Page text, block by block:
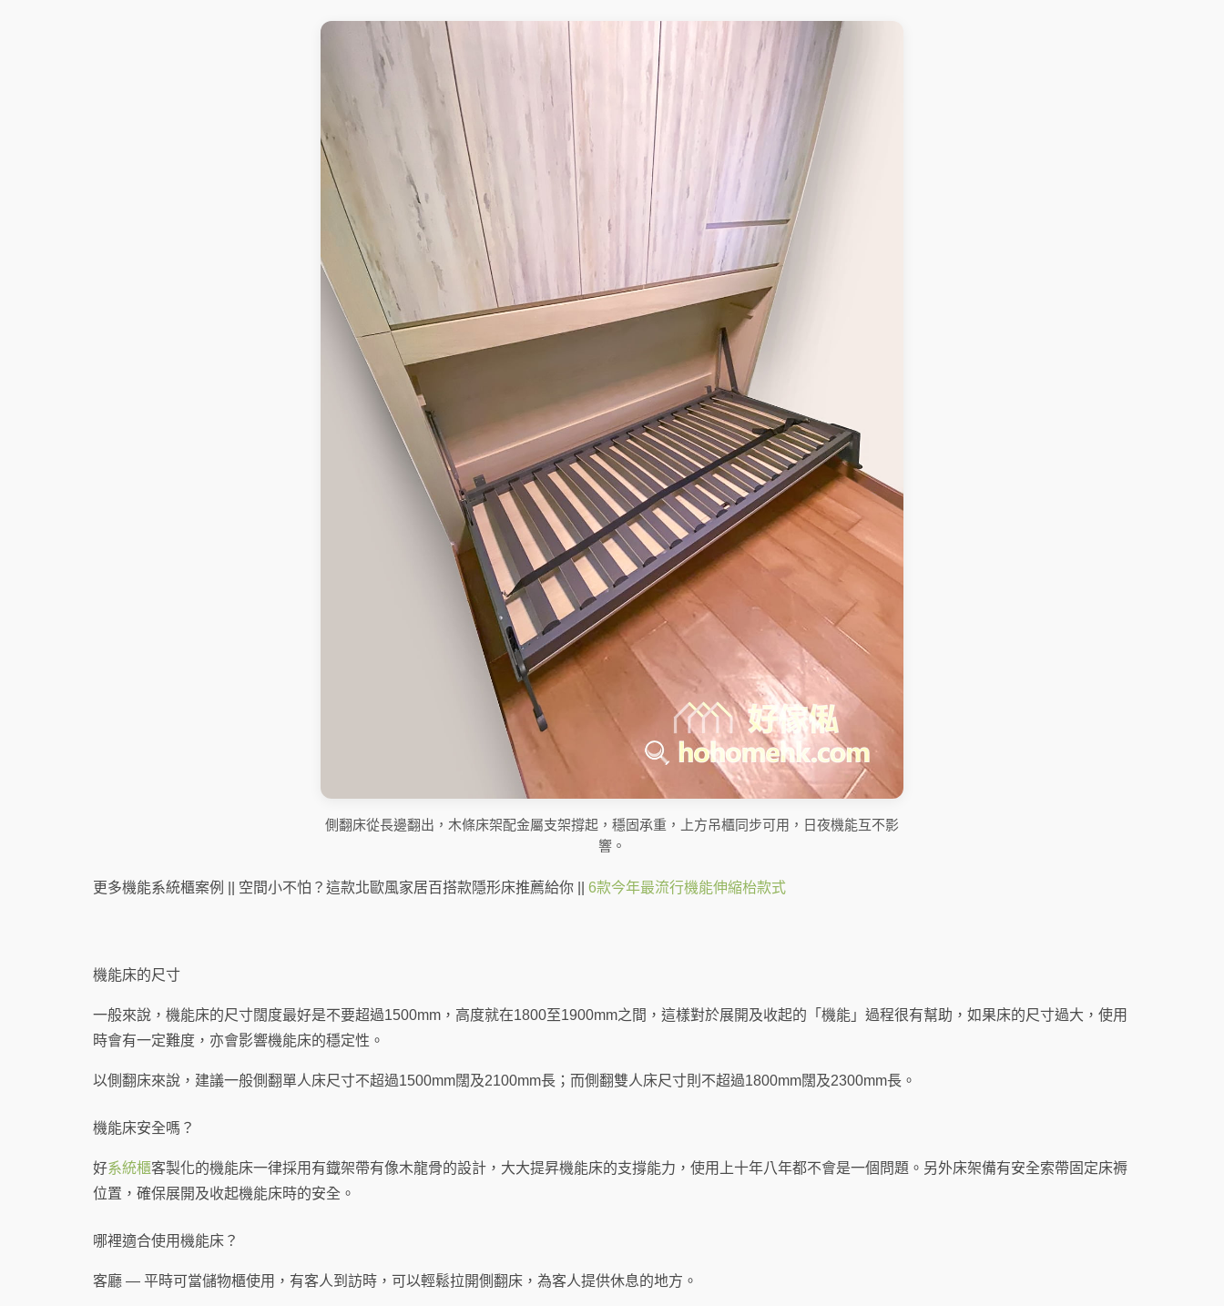
側翻床從長邊翻出，木條床架配金屬支架撐起，穩固承重，上方吊櫃同步可用，日夜機能互不影
響。
更多機能系統櫃案例 || 空間小不怕？這款北歐風家居百搭款隱形床推薦給你 6款今年最流行機能伸縮枱款式
機能床的尺寸
一般來說，機能床的尺寸闊度最好是不要超過1500mm，高度就在1800至1900mm之間，這樣對於展開及收起的「機能」過程很有幫助，如果床的尺寸過大，使用
時會有一定難度，亦會影響機能床的穩定性。
以側翻床來說，建議一般側翻單人床尺寸不超過1500mm闊及2100mm長；而側翻雙人床尺寸則不超過1800mm闊及2300mm長。
機能床安全嗎？
好系統櫃客製化的機能床一律採用有鐡架帶有像木龍骨的設計，大大提昇機能床的支撐能力，使用上十年八年都不會是一個問題。另外床架備有安全索帶固定床褥
位置，確保展開及收起機能床時的安全。
哪裡適合使用機能床？
客廳 — 平時可當儲物櫃使用，有客人到訪時，可以輕鬆拉開側翻床，為客人提供休息的地方。